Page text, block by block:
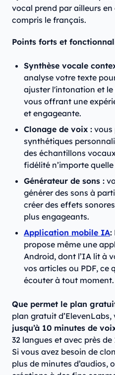
vocal prend par ailleurs en
compris le français.
Points forts et
Synthèse vocale
analyse votre texte
ajuster l'intonation et
vous offrant une
et engageante. ​
Clonage de voix : vous
synthétiques
des échantillons
fidélité n’importe
Générateur de sons :
générer des sons à
créer des effets
plus engageants.
Application mobile IA:
propose même une
Android, dont l’IA lit à
vos articles ou PDF, ce
écouter à tout moment.
Que permet le plan
plan gratuit d’ElevenLabs,
jusqu’à 10 minutes de
32 langues et avec près
Si vous avez besoin de
plus de minutes d’audios,